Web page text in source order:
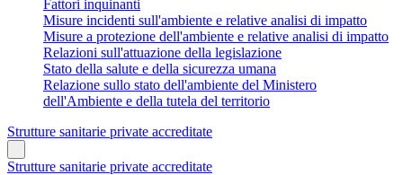
Fattori inquinanti
Misure incidenti sull'ambiente e relative analisi di impatto
Misure a protezione dell'ambiente e relative analisi di impatto
Relazioni sull'attuazione della legislazione
Stato della salute e della sicurezza umana
Relazione sullo stato dell'ambiente del Ministero
dell'Ambiente e della tutela del territorio
Strutture sanitarie private accreditate
Strutture sanitarie private accreditate